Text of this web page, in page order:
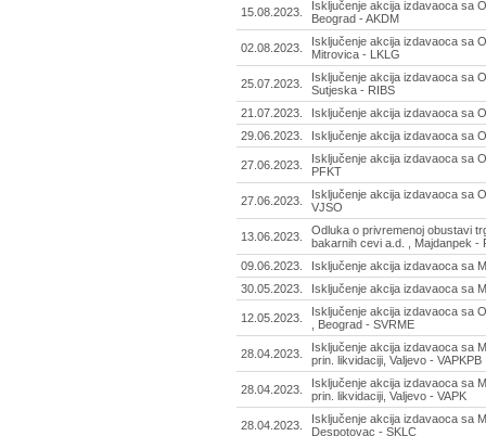
15.08.2023.
Isključenje akcija izdavaoca sa
Beograd - AKDM
02.08.2023.
Isključenje akcija izdavaoca sa
Mitrovica - LKLG
25.07.2023.
Isključenje akcija izdavaoca sa
Sutjeska - RIBS
21.07.2023.
Isključenje akcija izdavaoca sa
29.06.2023.
Isključenje akcija izdavaoca sa
27.06.2023.
Isključenje akcija izdavaoca sa
PFKT
27.06.2023.
Isključenje akcija izdavaoca sa
VJSO
13.06.2023.
Odluka o privremenoj obustavi
bakarnih cevi a.d. , Majdanpek -
09.06.2023.
Isključenje akcija izdavaoca sa
30.05.2023.
Isključenje akcija izdavaoca sa
12.05.2023.
Isključenje akcija izdavaoca sa
, Beograd - SVRME
28.04.2023.
Isključenje akcija izdavaoca sa
prin. likvidaciji, Valjevo - VAPKPB
28.04.2023.
Isključenje akcija izdavaoca sa
prin. likvidaciji, Valjevo - VAPK
28.04.2023.
Isključenje akcija izdavaoca sa
Despotovac - SKLC